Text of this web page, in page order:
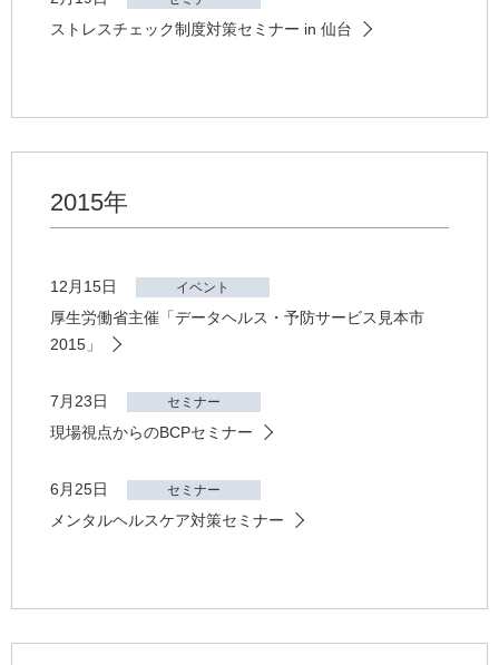
ストレスチェック制度対策セミナー in 仙台
2015年
12月15日 イベント
厚生労働省主催「データヘルス・予防サービス見本市
2015」
7月23日 セミナー
現場視点からのBCPセミナー
6月25日 セミナー
メンタルヘルスケア対策セミナー